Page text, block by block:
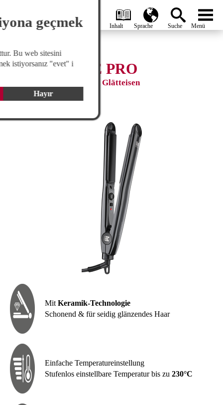
Global search menu
CERASTYLE PRO
Professionelles Keramik Glätteisen
Mit Keramik-Technologie
Schonend & für seidig glänzendes Haar
Einfache Temperatureinstellung
Stufenlos einstellbare Temperatur bis zu 230°C
geçmek
Bu web sitesini
istiyorsanız "evet" i
Hayır